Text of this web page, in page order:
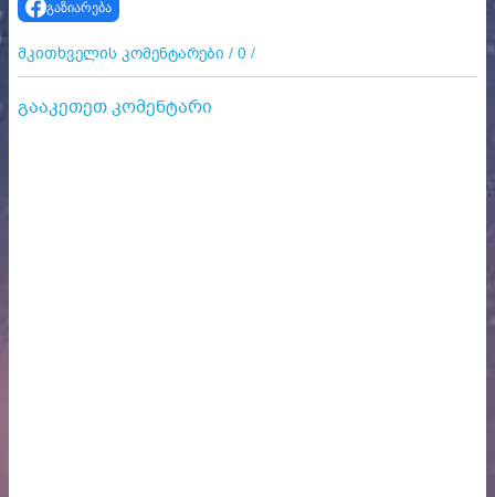
გაზიარება
მკითხველის კომენტარები / 0 /
გააკეთეთ კომენტარი